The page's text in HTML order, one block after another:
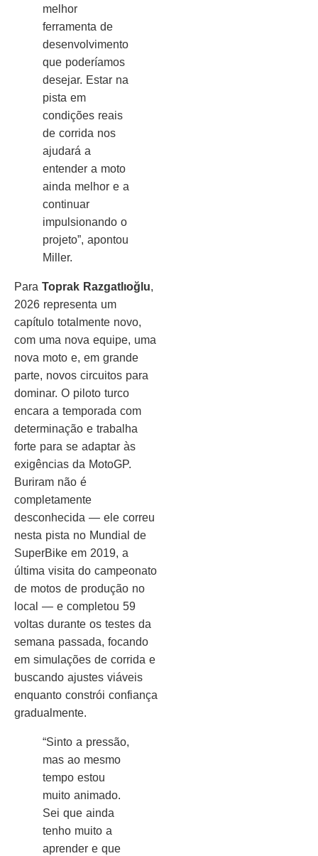
melhor
ferramenta de
desenvolvimento
que poderíamos
desejar. Estar na
pista em
condições reais
de corrida nos
ajudará a
entender a moto
ainda melhor e a
continuar
impulsionando o
projeto”, apontou
Miller.
Para Toprak Razgatlıoğlu,
2026 representa um
capítulo totalmente novo,
com uma nova equipe, uma
nova moto e, em grande
parte, novos circuitos para
dominar. O piloto turco
encara a temporada com
determinação e trabalha
forte para se adaptar às
exigências da MotoGP.
Buriram não é
completamente
desconhecida — ele correu
nesta pista no Mundial de
SuperBike em 2019, a
última visita do campeonato
de motos de produção no
local — e completou 59
voltas durante os testes da
semana passada, focando
em simulações de corrida e
buscando ajustes viáveis ​​
enquanto constrói confiança
gradualmente.
“Sinto a pressão,
mas ao mesmo
tempo estou
muito animado.
Sei que ainda
tenho muito a
aprender e que